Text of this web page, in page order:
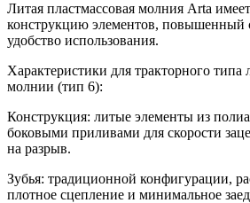
Литая пластмассовая молния Arta
конструкцию элементов, повышенный
удобство использования.
Характеристики для тракторного типа
молнии (тип 6):
Конструкция: литые элементы из
боковыми приливами для скорости
на разрыв.
Зубья: традиционной конфигурации,
плотное сцепление и минимальное